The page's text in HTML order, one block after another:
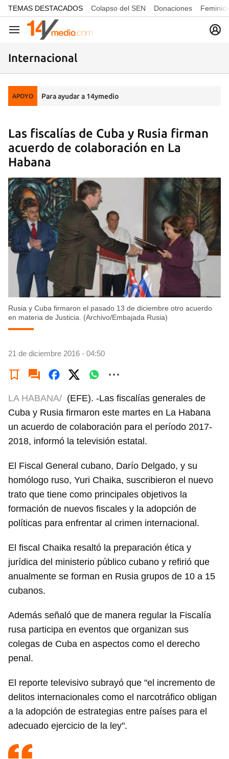
common.go-to-content
TEMAS DESTACADOS Colapso del SEN Donaciones
Navegación
Internacional
APOYO Para ayudar a 14ymedio
Las fiscalías de Cuba y Rusia firman
acuerdo de colaboración en La
Habana
Rusia y Cuba firmaron el pasado 13 de diciembre otro acuerdo
en materia de Justicia. (Archivo/Embajada Rusia)
21 de diciembre 2016 - 04:50
LA HABANA/ (EFE). -Las fiscalías generales de
Cuba y Rusia firmaron este martes en La Habana
un acuerdo de colaboración para el período 2017-
2018, informó la televisión estatal.
El Fiscal General cubano, Darío Delgado, y su
homólogo ruso, Yuri Chaika, suscribieron el nuevo
trato que tiene como principales objetivos la
formación de nuevos fiscales y la adopción de
políticas para enfrentar al crimen internacional.
El fiscal Chaika resaltó la preparación ética y
jurídica del ministerio público cubano y refirió que
anualmente se forman en Rusia grupos de 10 a 15
cubanos.
Además señaló que de manera regular la Fiscalía
rusa participa en eventos que organizan sus
colegas de Cuba en aspectos como el derecho
penal.
El reporte televisivo subrayó que "el incremento de
delitos internacionales como el narcotráfico obligan
a la adopción de estrategias entre países para el
adecuado ejercicio de la ley".